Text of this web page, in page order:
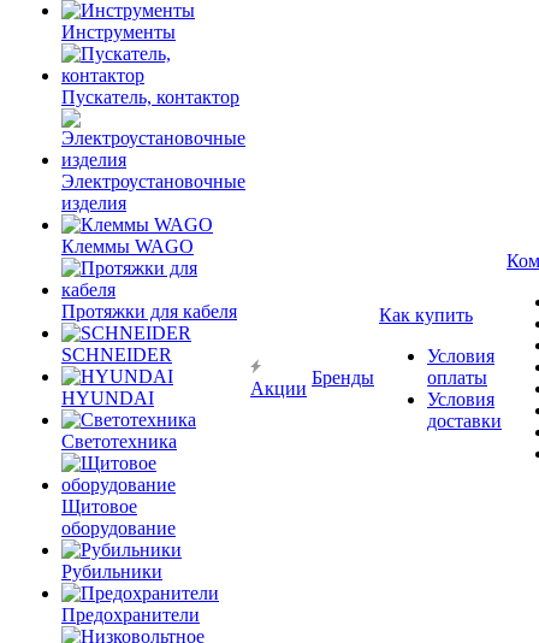
Инструменты
Пускатель, контактор
Электроустановочные
изделия
Клеммы WAGO
Протяжки для кабеля
SCHNEIDER
HYUNDAI
Светотехника
Щитовое
оборудование
Рубильники
Предохранители
Акции
Бренды
Как купить
Условия
оплаты
Условия
доставки